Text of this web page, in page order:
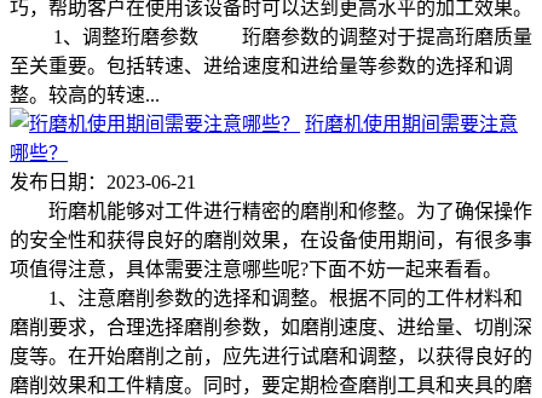
巧，帮助客户在使用该设备时可以达到更高水平的加工效果。
1、调整珩磨参数 珩磨参数的调整对于提高珩磨质量
至关重要。包括转速、进给速度和进给量等参数的选择和调
整。较高的转速...
珩磨机使用期间需要注意
哪些？
发布日期：2023-06-21
珩磨机能够对工件进行精密的磨削和修整。为了确保操作
的安全性和获得良好的磨削效果，在设备使用期间，有很多事
项值得注意，具体需要注意哪些呢?下面不妨一起来看看。
1、注意磨削参数的选择和调整。根据不同的工件材料和
磨削要求，合理选择磨削参数，如磨削速度、进给量、切削深
度等。在开始磨削之前，应先进行试磨和调整，以获得良好的
磨削效果和工件精度。同时，要定期检查磨削工具和夹具的磨